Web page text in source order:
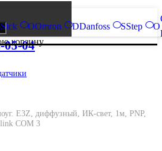
Sick OOmron DDanfoss SStep O
05-04
корзину.
E3Z, диффузный, ИК-свет, 1м, PNP,
COM 3